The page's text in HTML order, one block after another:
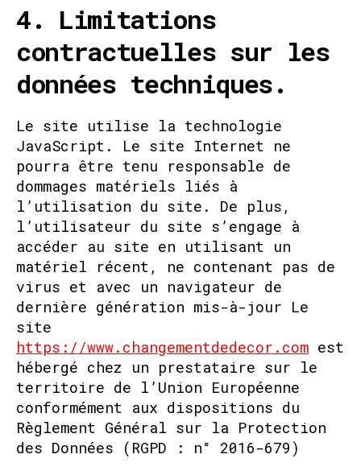
4. Limitations
contractuelles sur les
données techniques.
Le site utilise la technologie
JavaScript. Le site Internet ne
pourra être tenu responsable de
dommages matériels liés à
l’utilisation du site. De plus,
l’utilisateur du site s’engage à
accéder au site en utilisant un
matériel récent, ne contenant pas de
virus et avec un navigateur de
dernière génération mis-à-jour Le
site
https://www.changementdedecor.com est
hébergé chez un prestataire sur le
territoire de l’Union Européenne
conformément aux dispositions du
Règlement Général sur la Protection
des Données (RGPD : n° 2016-679)